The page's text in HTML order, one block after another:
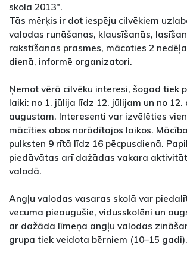
skola 2013".
Tās mērķis ir dot iespēju cilvēkiem
valodas runāšanas, klausīšanās,
rakstīšanas prasmes, mācoties 2
dienā, informē organizatori.
Ņemot vērā cilvēku interesi, šogad tiek
laiki: no 1. jūlija līdz 12. jūlijam un no
augustam. Interesenti var izvēlēties
mācīties abos norādītajos laikos.
pulksten 9 rītā līdz 16 pēcpusdienā.
piedāvātas arī dažādas vakara
valodā.
Angļu valodas vasaras skolā var
vecuma pieaugušie, vidusskolēni un
ar dažāda līmeņa angļu valodas
grupa tiek veidota bērniem (10–15 gadi).